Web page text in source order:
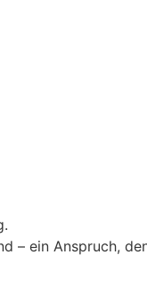
– ein Anspruch,